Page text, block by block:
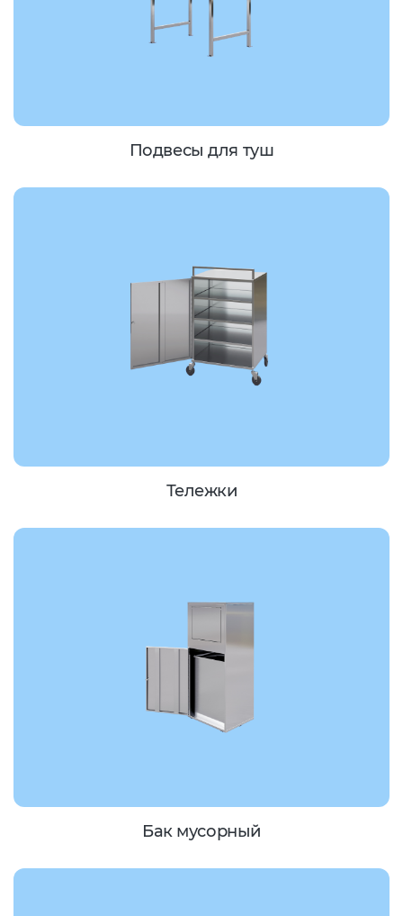
Подвесы для туш
Тележки
Бак мусорный